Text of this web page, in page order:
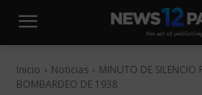
Inicio Noticias
MINUTO DE SILENCIO
BOMBARDEO DE 1938